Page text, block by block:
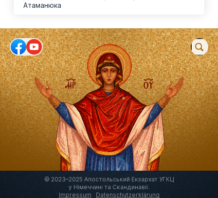
Атаманюка
© 2023–2025 Апостольський Екзархат УГКЦ
у Німеччині та Скандинавії.
Impressum
Datenschutzerklärung